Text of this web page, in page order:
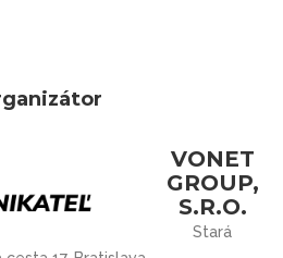
VONET
GROUP,
S.R.O.
Stará